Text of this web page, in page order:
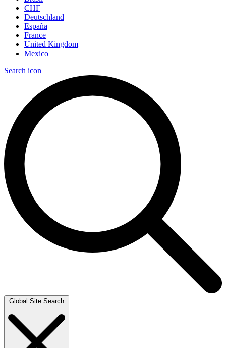
СНГ
Deutschland
España
France
United Kingdom
Mexico
Search icon
Global Site Search